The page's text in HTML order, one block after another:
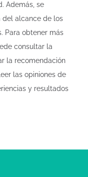
Además, se
del alcance de los
Para obtener más
consultar la
la recomendación
las opiniones de
y resultados